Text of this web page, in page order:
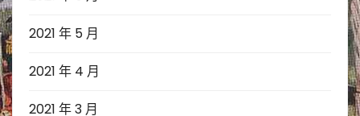
2021 年 5 月
2021 年 4 月
2021 年 3 月